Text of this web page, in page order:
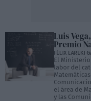
Luis
Premio
FÉLIX LAREKI
El
labor del
el área de
y las